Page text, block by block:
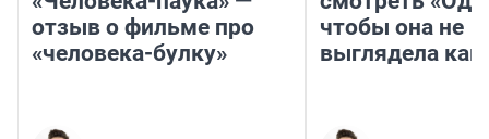
отзыв о фильме про
«человека-булку»
чтобы она не
выглядела как